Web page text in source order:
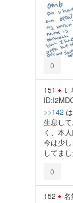
0
151 ﾓ
>>142
生息し
く、本
今は少
してまし
0
152 名